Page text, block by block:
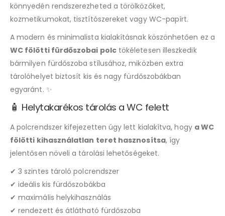
könnyedén rendszerezheted a törölközőket,
kozmetikumokat, tisztítószereket vagy WC-papírt.
A modern és minimalista kialakításnak köszönhetően ez a
WC fölötti fürdőszobai polctökéletesen illeszkedik
bármilyen fürdőszoba stílusához, miközben extra
tárolóhelyet biztosít kis és nagy fürdőszobákban
egyaránt. ✨
🧴 Helytakarékos tárolás a WC felett
A polcrendszer kifejezetten úgy lett kialakítva, hogy a WC
fölötti kihasználatlan teret hasznosítsa, így
jelentősen növeli a tárolási lehetőségeket.
✔ 3 szintes tároló polcrendszer
✔ ideális kis fürdőszobákba
✔ maximális helykihasználás
✔ rendezett és átlátható fürdőszoba